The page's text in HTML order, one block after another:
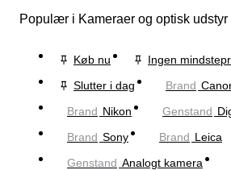
Populær i Kameraer og optisk udstyr
Køb nu
Ingen
Slutter i dag
Brand
Brand Nikon Genstand
Brand Sony Brand Leica
Genstand Analogt kamera